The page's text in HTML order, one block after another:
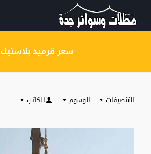
سعر قرميد بلاستيك
التنصيفات الوسوم الكاتب